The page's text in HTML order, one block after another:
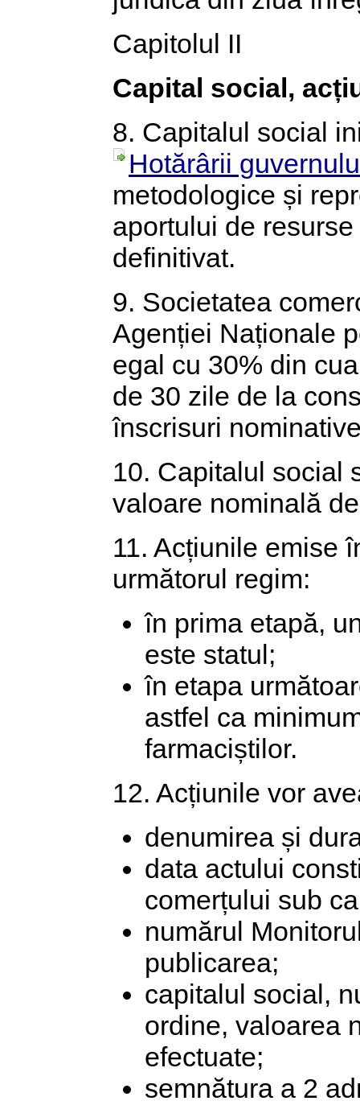
Capitolul II
Capital social,
8. Capitalul social
Hotărârii
metodologice și
aportului de
definitivat.
9. Societatea
Agenției Naționale
egal cu 30% din
de 30 zile de la
înscrisuri
10. Capitalul social
valoare nominală
11. Acțiunile emise
următorul regim:
în prima etapă,
este statul;
în etapa
astfel ca
farmaciștilor.
12. Acțiunile vor
denumirea și
data actului
comerțului sub
numărul
publicarea;
capitalul social,
ordine, valoarea
efectuate;
semnătura a 2